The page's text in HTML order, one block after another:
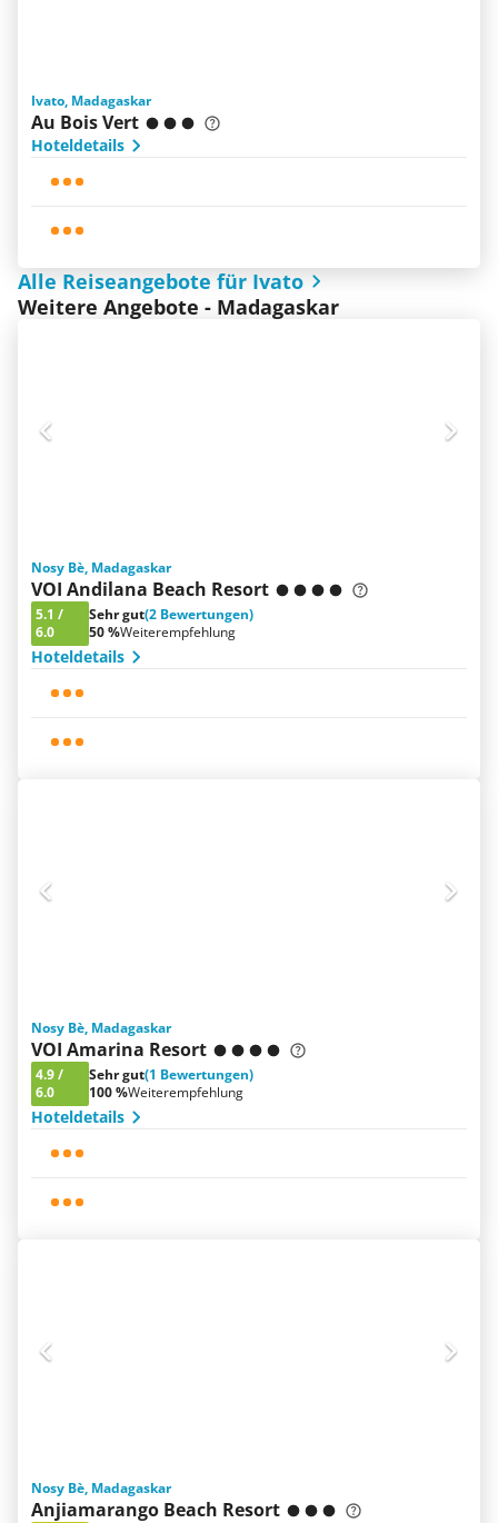
Ivato, Madagaskar
Au Bois Vert
Hoteldetails
Alle Reiseangebote für Ivato
Weitere Angebote - Madagaskar
Nosy Bè, Madagaskar
VOI Andilana Beach Resort
5.1 /
6.0
Sehr gut(2 Bewertungen)
50 %Weiterempfehlung
Hoteldetails
Nosy Bè, Madagaskar
VOI Amarina Resort
4.9/
6.0
Sehr gut(1 Bewertungen)
100 %Weiterempfehlung
Hoteldetails
Nosy Bè, Madagaskar
Anjiamarango Beach Resort